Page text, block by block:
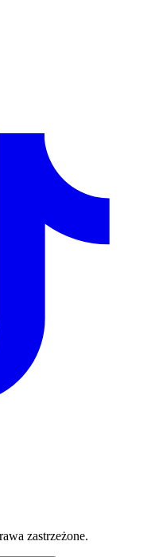
zastrzeżone.